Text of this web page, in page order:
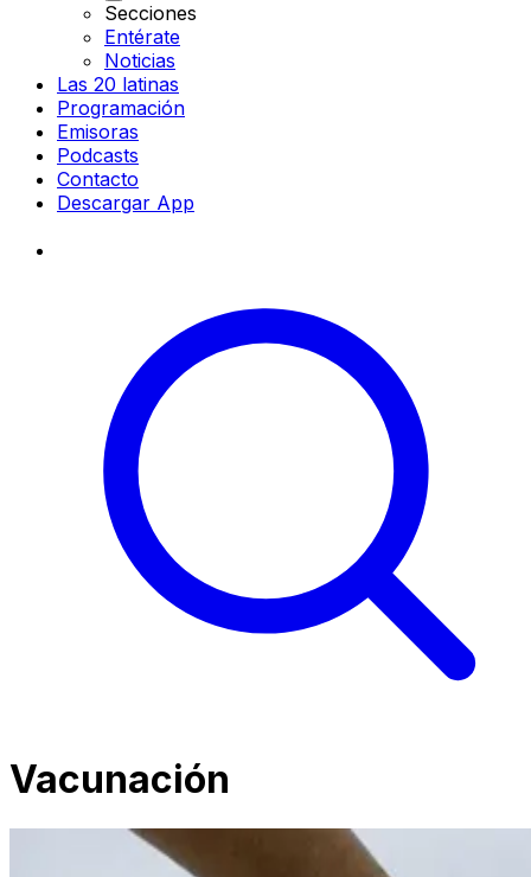
Secciones
Entérate
Noticias
Las 20 latinas
Programación
Emisoras
Podcasts
Contacto
Descargar App
Vacunación